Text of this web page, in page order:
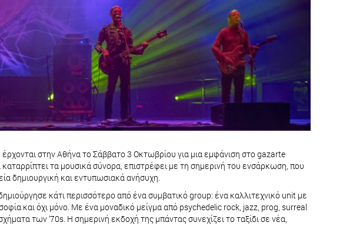
έρχονται στην Αθήνα το Σάββατο 3 Οκτωβρίου για μια εμφάνιση στο gazarte
τα μουσικά σύνορα, επιστρέφει με τη σημερινή του ενσάρκωση, που
δημιουργική και εντυπωσιακά ανήσυχη.
κάτι περισσότερο από ένα συμβατικό group: ένα καλλιτεχνικό unit με
και όχι μόνο. Με ένα μοναδικό μείγμα από psychedelic rock, jazz, prog, surreal
των ‘70s. Η σημερινή εκδοχή της μπάντας συνεχίζει το ταξίδι σε νέα,